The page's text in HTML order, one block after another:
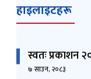
हाइलाइटहरू
स्वतः प्रकाशन
७ साउन, २०८३